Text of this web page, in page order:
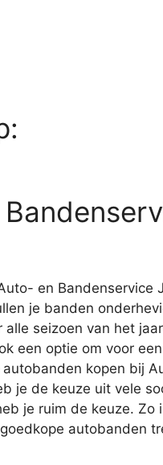
en Bandenservice
je banden
seizoen van het
een optie om voor
kopen bij
je de keuze uit vele
je ruim de keuze. Zo
autobanden